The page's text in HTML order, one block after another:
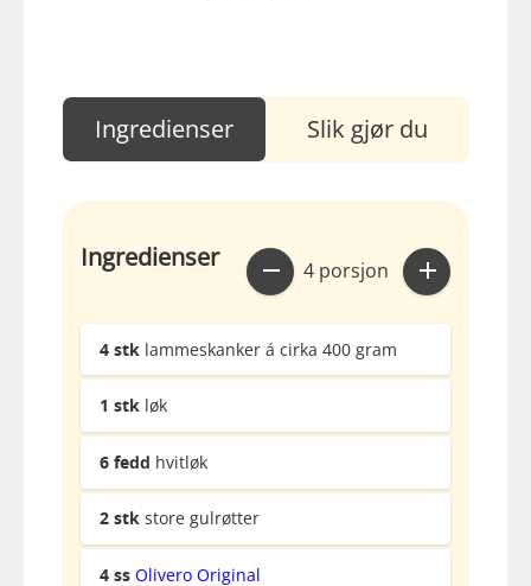
Ingredienser Slik gjør du
Ingredienser 4 porsjon
4 stk lammeskanker á cirka 400 gram
1 stk løk
6 fedd hvitløk
2 stk store gulrøtter
4 ss Olivero Original